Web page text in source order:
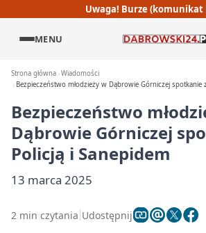
Uwaga! Burze (komunikat
MENU
Strona główna Wiadomości
Bezpieczeństwo młodzieży w Dąbrowie Górniczej spotkanie
Bezpieczeństwo
Dąbrowie Górniczej
Policją i Sanepidem
13 marca 2025
2 min czytania Udostępnij